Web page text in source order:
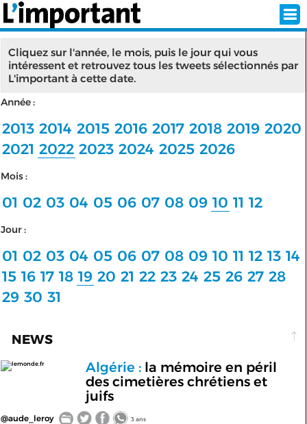
INSCRIPTION
SÉLECTION DE L'ÉTÉ
ABONNEZ-VOUS À LA NEWSLETTER!
< RETOUR À L'ACCUEIL
Cliquez sur l'année, le mois, puis le jour qui vous
intéressent et retrouvez tous les tweets sélectionnés par
L'important à cette date.
Année :
2013 2014 2015 2016 2017 2018 2019 2020
2021 2022 2023 2024 2025 2026
Mois :
01 02 03 04 05 06 07 08 09 10 11 12
Jour :
01 02 03 04 05 06 07 08 09 10 11 12 13 14
15 16 17 18 19 20 21 22 23 24 25 26 27 28
29 30 31
NEWS
lemonde.fr Algérie :la mémoire en péril
des cimetières chrétiens et
juifs
@aude_leroy 3 ans